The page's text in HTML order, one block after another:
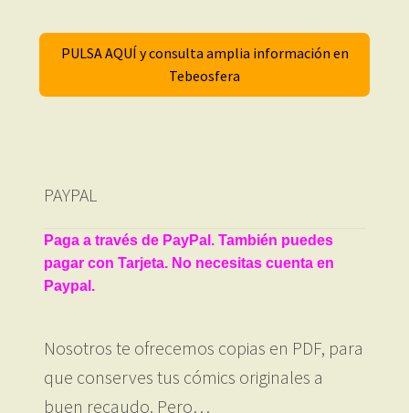
PULSA AQUÍ y consulta amplia información en
Tebeosfera
PAYPAL
Paga a través de PayPal. También puedes
pagar con Tarjeta. No necesitas cuenta en
Paypal.
Nosotros te ofrecemos copias en PDF, para
que conserves tus cómics originales a
buen recaudo. Pero…